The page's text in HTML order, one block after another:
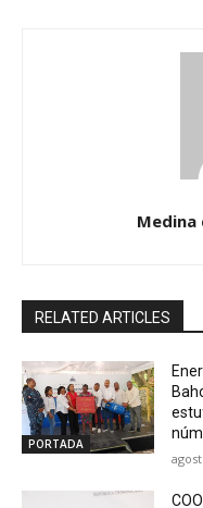
Medina
RELATED ARTICLES
PORTADA